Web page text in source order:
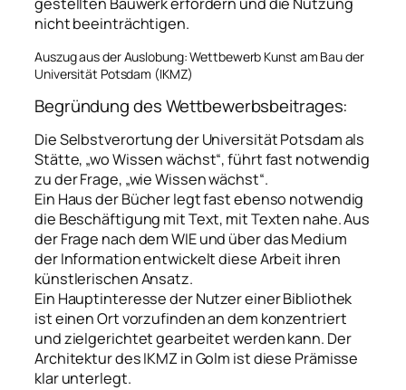
nicht beeinträchtigen.
Auszug aus der Auslobung: Wettbewerb Kunst am Bau der
Universität Potsdam (IKMZ)
Begründung des Wettbewerbsbeitrages:
Die Selbstverortung der Universität Potsdam als
Stätte, „wo Wissen wächst“, führt fast notwendig
zu der Frage, „wie Wissen wächst“.
Ein Haus der Bücher legt fast ebenso notwendig
die Beschäftigung mit Text, mit Texten nahe. Aus
der Frage nach dem WIE und über das Medium
der Information entwickelt diese Arbeit ihren
künstlerischen Ansatz.
Ein Hauptinteresse der Nutzer einer Bibliothek
ist einen Ort vorzufinden an dem konzentriert
und zielgerichtet gearbeitet werden kann. Der
Architektur des IKMZ in Golm ist diese Prämisse
klar unterlegt.